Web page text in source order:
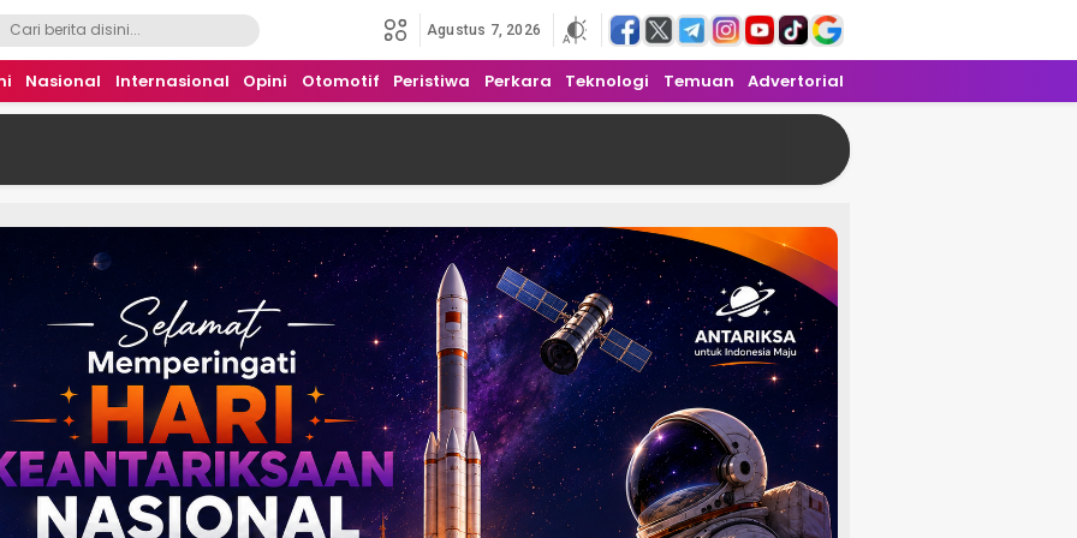
Agustus 7, 2026
Nasional Internasional Opini Otomotif Peristiwa Perkara Teknologi Temuan Advertorial